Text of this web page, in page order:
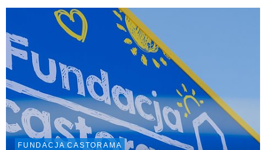
FUNDACJA CASTORAMA